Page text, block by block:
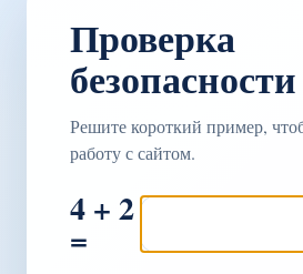
Проверка
безопасности
Решите короткий пример,
работу с сайтом.
4 + 2
=